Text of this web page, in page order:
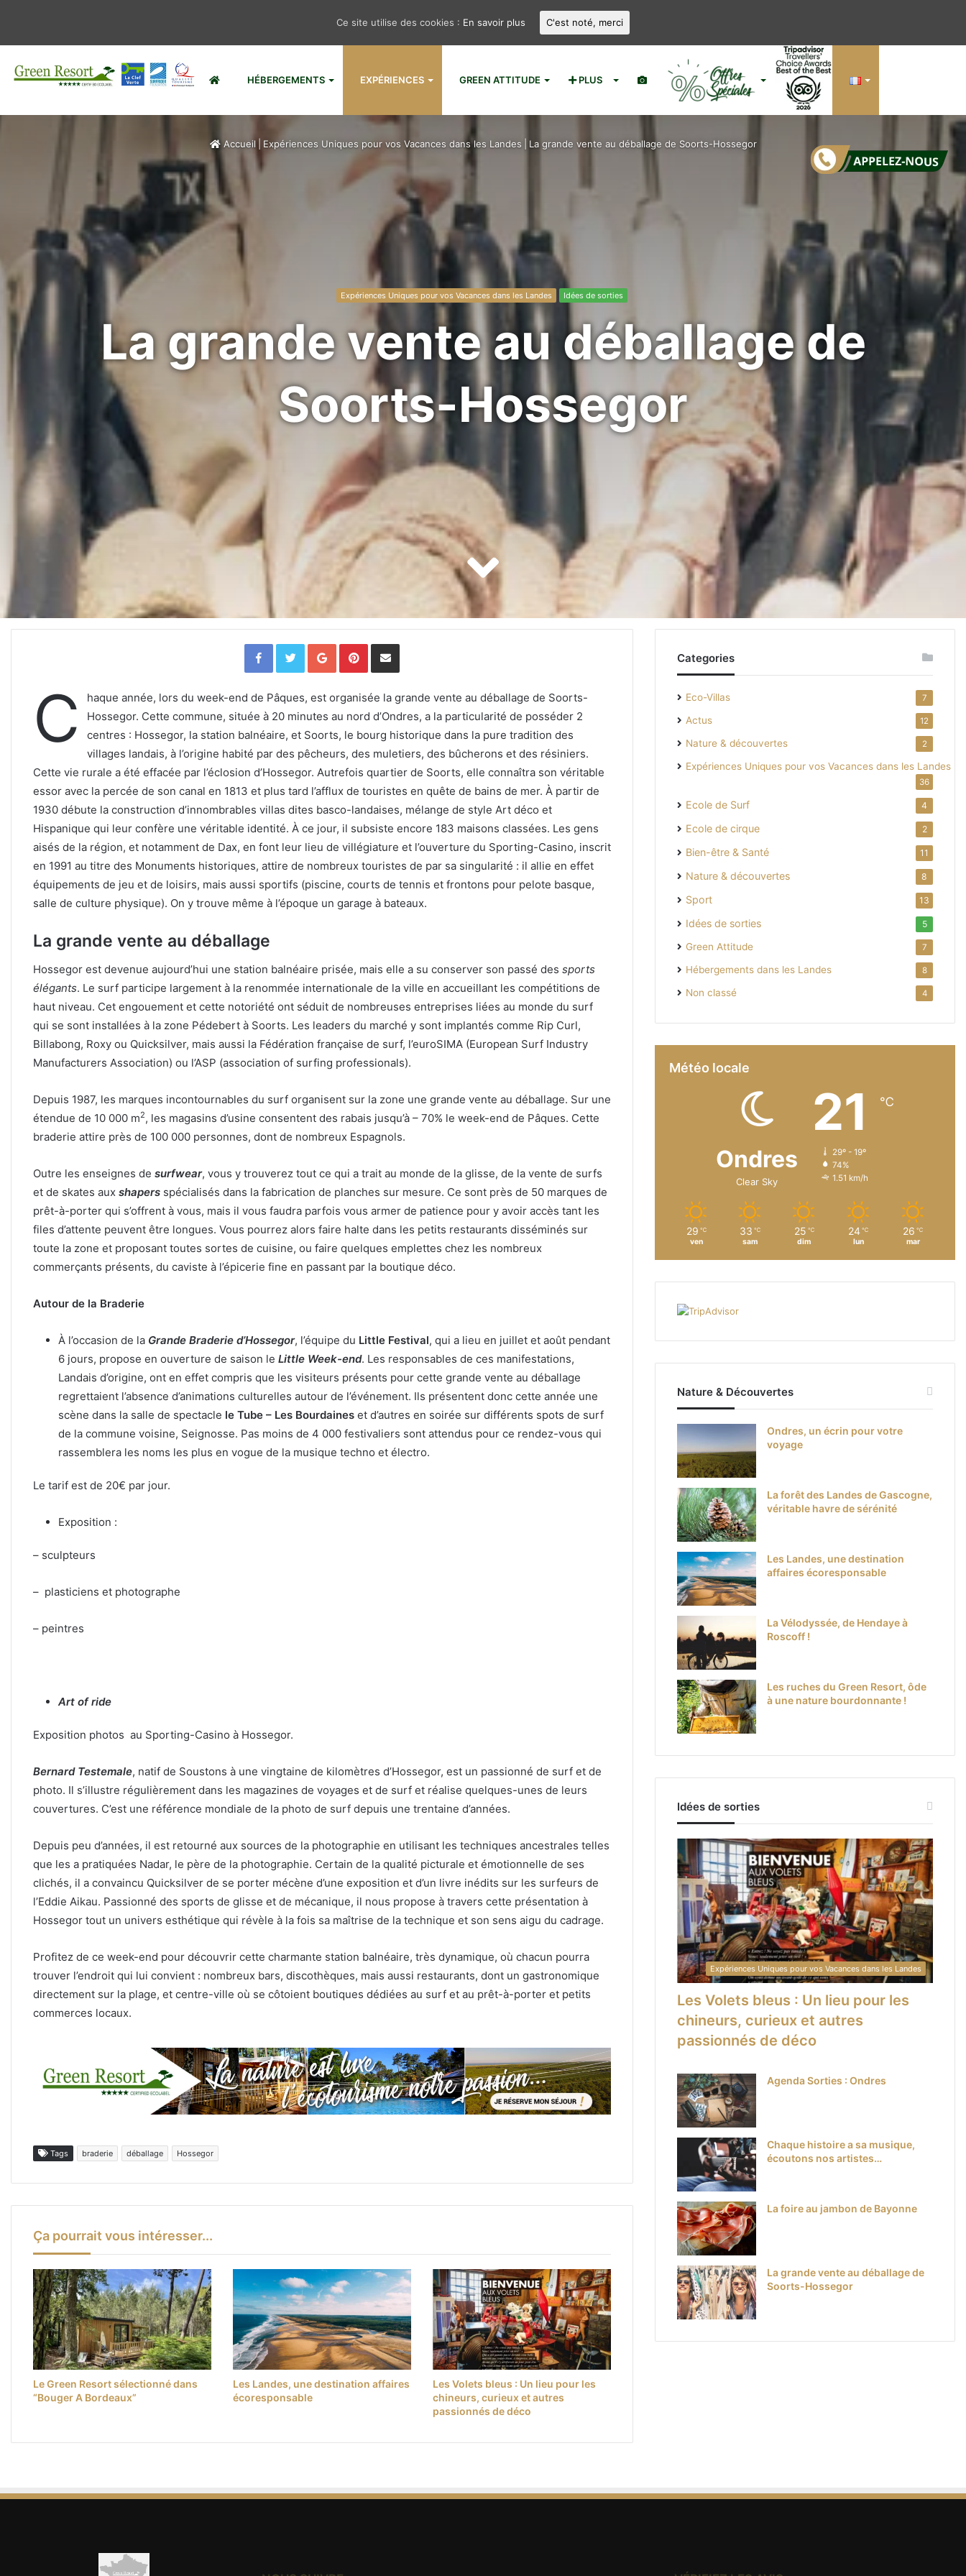
HÉBERGEMENTS EXPÉRIENCES GREEN ATTITUDE
PLUS
Accueil Expériences Uniques pour vos Vacances dans les Landes La grande vente au déballage de Soorts-Hossegor
Expériences Uniques pour vos Vacances dans les Landes Idées de sorties
La grande vente au déballage de
Soorts-Hossegor
Facebook Twitter Google+ Pinterest
C
haque année, lors du week-end de Pâques, est organisée la grande vente au déballage de Soorts-
Hossegor. Cette commune, située à 20 minutes au nord d’Ondres, a la particularité de posséder 2
centres : Hossegor, la station balnéaire, et Soorts, le bourg historique dans la pure tradition des
villages landais, à l’origine habité par des pêcheurs, des muletiers, des bûcherons et des résiniers.
Cette vie rurale a été effacée par l’éclosion d’Hossegor. Autrefois quartier de Soorts, elle connaîtra son véritable
essor avec la percée de son canal en 1813 et plus tard l’afflux de touristes en quête de bains de mer. À partir de
1930 débute la construction d’innombrables villas dites basco-landaises, mélange de style Art déco et
Hispanique qui leur confère une véritable identité. À ce jour, il subsiste encore 183 maisons classées. Les gens
aisés de la région, et notamment de Dax, en font leur lieu de villégiature et l’ouverture du Sporting-Casino, inscrit
en 1991 au titre des Monuments historiques, attire de nombreux touristes de par sa singularité : il allie en effet
équipements de jeu et de loisirs, mais aussi sportifs (piscine, courts de tennis et frontons pour pelote basque,
salle de culture physique). On y trouve même à l’époque un garage à bateaux.
La grande vente au déballage
Hossegor est devenue aujourd’hui une station balnéaire prisée, mais elle a su conserver son passé des sports
élégants. Le surf participe largement à la renommée internationale de la ville en accueillant les compétitions de
haut niveau. Cet engouement et cette notoriété ont séduit de nombreuses entreprises liées au monde du surf
qui se sont installées à la zone Pédebert à Soorts. Les leaders du marché y sont implantés comme Rip Curl,
Billabong, Roxy ou Quicksilver, mais aussi la Fédération française de surf, l’euroSIMA (European Surf Industry
Manufacturers Association) ou l’ASP (association of surfing professionals).
Depuis 1987, les marques incontournables du surf organisent sur la zone une grande vente au déballage. Sur une
étendue de 10 000 m2, les magasins d’usine consentent des rabais jusqu’à – 70% le week-end de Pâques. Cette
braderie attire près de 100 000 personnes, dont de nombreux Espagnols.
Outre les enseignes de surfwear, vous y trouverez tout ce qui a trait au monde de la glisse, de la vente de surfs
et de skates aux shapers spécialisés dans la fabrication de planches sur mesure. Ce sont près de 50 marques de
prêt-à-porter qui s’offrent à vous, mais il vous faudra parfois vous armer de patience pour y avoir accès tant les
files d’attente peuvent être longues. Vous pourrez alors faire halte dans les petits restaurants disséminés sur
toute la zone et proposant toutes sortes de cuisine, ou faire quelques emplettes chez les nombreux
commerçants présents, du caviste à l’épicerie fine en passant par la boutique déco.
Autour de la Braderie
À l’occasion de la Grande Braderie d’Hossegor, l’équipe du Little Festival, qui a lieu en juillet et août pendant
6 jours, propose en ouverture de saison le Little Week-end. Les responsables de ces manifestations,
Landais d’origine, ont en effet compris que les visiteurs présents pour cette grande vente au déballage
regrettaient l’absence d’animations culturelles autour de l’événement. Ils présentent donc cette année une
scène dans la salle de spectacle le Tube – Les Bourdaines et d’autres en soirée sur différents spots de surf
de la commune voisine, Seignosse. Pas moins de 4 000 festivaliers sont attendus pour ce rendez-vous qui
rassemblera les noms les plus en vogue de la musique techno et électro.
Le tarif est de 20€ par jour.
Exposition :
– sculpteurs
– plasticiens et photographe
– peintres
Art of ride
Exposition photos au Sporting-Casino à Hossegor.
Bernard Testemale, natif de Soustons à une vingtaine de kilomètres d’Hossegor, est un passionné de surf et de
photo. Il s’illustre régulièrement dans les magazines de voyages et de surf et réalise quelques-unes de leurs
couvertures. C’est une référence mondiale de la photo de surf depuis une trentaine d’années.
Depuis peu d’années, il est retourné aux sources de la photographie en utilisant les techniques ancestrales telles
que les a pratiquées Nadar, le père de la photographie. Certain de la qualité picturale et émotionnelle de ses
clichés, il a convaincu Quicksilver de se porter mécène d’une exposition et d’un livre inédits sur les surfeurs de
l’Eddie Aikau. Passionné des sports de glisse et de mécanique, il nous propose à travers cette présentation à
Hossegor tout un univers esthétique qui révèle à la fois sa maîtrise de la technique et son sens aigu du cadrage.
Profitez de ce week-end pour découvrir cette charmante station balnéaire, très dynamique, où chacun pourra
trouver l’endroit qui lui convient : nombreux bars, discothèques, mais aussi restaurants, dont un gastronomique
directement sur la plage, et centre-ville où se côtoient boutiques dédiées au surf et au prêt-à-porter et petits
commerces locaux.
Tags braderie déballage Hossegor
Ça pourrait vous intéresser...
Le Green Resort sélectionné dans
“Bouger A Bordeaux”
Les Landes, une destination affaires
écoresponsable
Les Volets bleus : Un lieu pour les
chineurs, curieux et autres
passionnés de déco
Categories
Eco-Villas 7
Actus 12
Nature & découvertes 2
Expériences Uniques pour vos Vacances dans les Landes
36
Ecole de Surf 4
Ecole de cirque 2
Bien-être & Santé 11
Nature & découvertes 8
Sport 13
Idées de sorties 5
Green Attitude 7
Hébergements dans les Landes 8
Non classé 4
Météo locale
Ondres
Clear Sky
21 ℃
29º - 19º
74%
1.51 km/h
29 ℃
ven
33 ℃
sam
25 ℃
dim
24 ℃
lun
26 ℃
mar
Nature & Découvertes
Ondres, un écrin pour votre
voyage
La forêt des Landes de Gascogne,
véritable havre de sérénité
Les Landes, une destination
affaires écoresponsable
La Vélodyssée, de Hendaye à
Roscoff !
Les ruches du Green Resort, ôde
à une nature bourdonnante !
Idées de sorties
Expériences Uniques pour vos Vacances dans les Landes
Les Volets bleus : Un lieu pour les
chineurs, curieux et autres
passionnés de déco
Agenda Sorties : Ondres
Chaque histoire a sa musique,
écoutons nos artistes…
La foire au jambon de Bayonne
La grande vente au déballage de
Soorts-Hossegor
Ce site utilise des cookies : En savoir plus C'est noté, merci